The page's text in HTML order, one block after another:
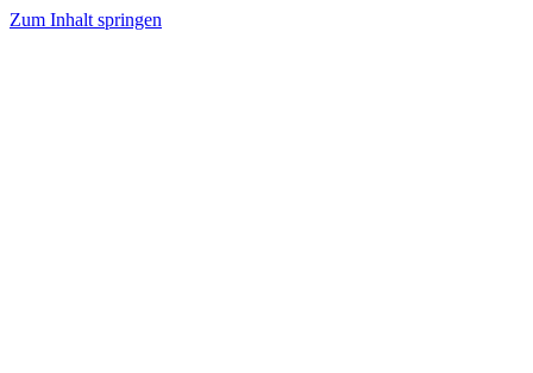
Zum Inhalt springen